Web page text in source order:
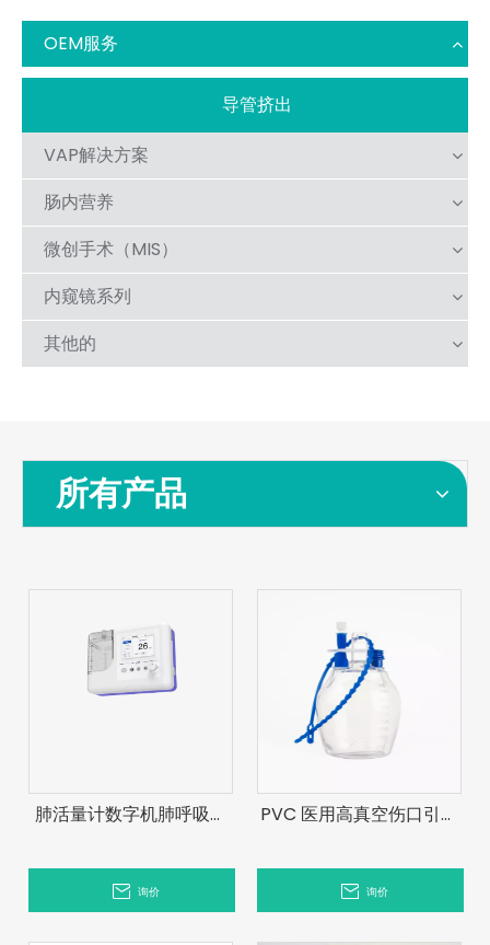
OEM服务
导管挤出
VAP解决方案
肠内营养
微创手术（MIS）
内窥镜系列
其他的
所有产品
肺活量计数字机肺呼吸诊
询价
PVC 医用高真空伤口引流
询价